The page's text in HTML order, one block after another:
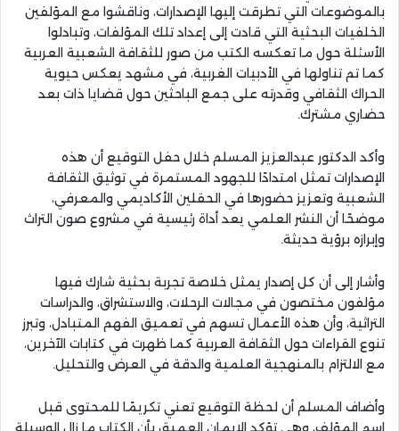
بالموضوعات التي تطرقت إليها الإصدارات، وناقشوا مع المؤلفين
الخلفيات البحثية التي قادت إلى إعداد تلك المؤلفات، وتبادلوا
الأسئلة حول ما تعكسه الكتب من صور للثقافة الشعبية العربية
كما تم تناولها في الأدبيات الغربية، في مشهد يعكس حيوية
الحراك الثقافي وقدرته على جمع الباحثين حول قضايا ذات بعد
حضاري مشترك.
وأكد الدكتور عبدالعزيز المسلم خلال حفل التوقيع أن هذه
الإصدارات تمثل امتدادًا للجهود المستمرة في توثيق الثقافة
الشعبية وتعزيز حضورها في الحقلين الأكاديمي والمعرفي،
موضحًا أن النشر العلمي يعد أداة رئيسية في مشروع صون التراث
وإبرازه برؤية حديثة.
وأشار إلى أن كل إصدار يمثل خلاصة تجربة بحثية شارك فيها
مؤلفون مختصون في مجالات الرحلات، والاستشراق، والدراسات
التراثية، وأن هذه الأعمال تسهم في تعميق الفهم المتبادل، وتبرز
تنوع القراءات حول الثقافة العربية كما ظهرت في كتابات الآخرين،
مع الالتزام بالمنهجية العلمية والدقة في العرض والتحليل.
وأضاف المسلم أن لحظة التوقيع تعني تكريمًا للمحتوى قبل
اسم المؤلف، وهي تؤكد الإيمان العميق بأن الكتاب ما زال الوسيلة